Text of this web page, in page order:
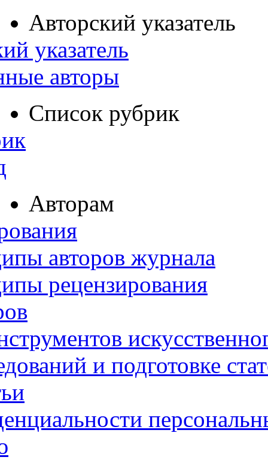
Авторский указатель
указатель
авторы
Список рубрик
Авторам
авторов журнала
рецензирования
и подготовке